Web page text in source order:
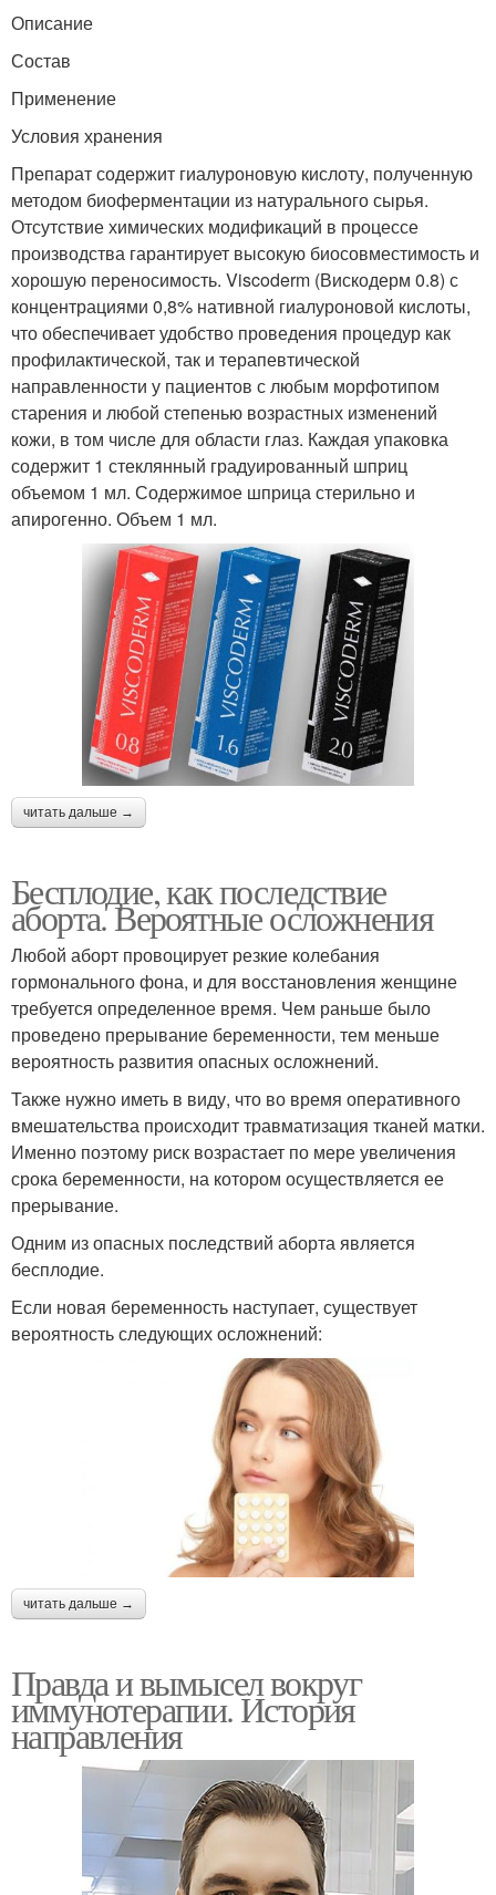
Описание
Состав
Применение
Условия хранения
Препарат содержит гиалуроновую кислоту, полученную
методом биоферментации из натурального сырья.
Отсутствие химических модификаций в процессе
производства гарантирует высокую биосовместимость и
хорошую переносимость. Viscoderm (Вискодерм 0.8) с
концентрациями 0,8% нативной гиалуроновой кислоты,
что обеспечивает удобство проведения процедур как
профилактической, так и терапевтической
направленности у пациентов с любым морфотипом
старения и любой степенью возрастных изменений
кожи, в том числе для области глаз. Каждая упаковка
содержит 1 стеклянный градуированный шприц
объемом 1 мл. Содержимое шприца стерильно и
апирогенно. Объем 1 мл.
читать дальше →
Бесплодие, как последствие
аборта. Вероятные осложнения
Любой аборт провоцирует резкие колебания
гормонального фона, и для восстановления женщине
требуется определенное время. Чем раньше было
проведено прерывание беременности, тем меньше
вероятность развития опасных осложнений.
Также нужно иметь в виду, что во время оперативного
вмешательства происходит травматизация тканей матки.
Именно поэтому риск возрастает по мере увеличения
срока беременности, на котором осуществляется ее
прерывание.
Одним из опасных последствий аборта является
бесплодие.
Если новая беременность наступает, существует
вероятность следующих осложнений:
читать дальше →
Правда и вымысел вокруг
иммунотерапии. История
направления